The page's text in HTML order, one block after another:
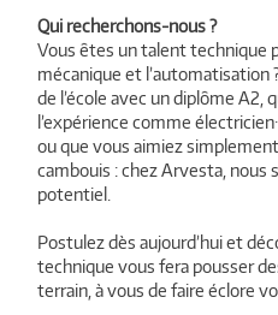
Qui recherchons-nous ?
Vous êtes un talent technique
mécanique et
de l’école avec un diplôme A2,
l’expérience comme
ou que vous aimiez
cambouis : chez Arvesta,
potentiel.
Postulez dès aujourd’hui et
technique vous fera pousser
terrain, à vous de faire éclore